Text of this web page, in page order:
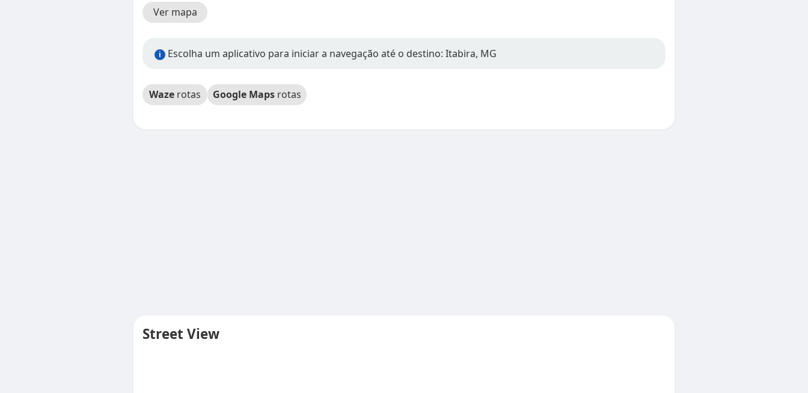
Ver mapa
i Escolha um aplicativo para iniciar a navegação até o destino: Itabira, MG
Waze rotas Google Maps rotas
Street View